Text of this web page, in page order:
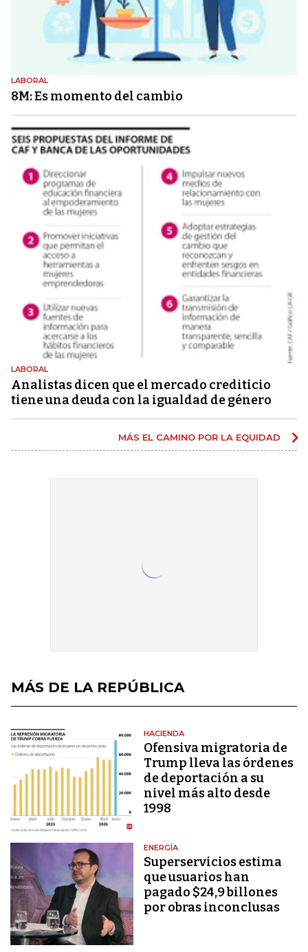
LABORAL
8M: Es momento del cambio
LABORAL
Analistas dicen que el mercado crediticio
tiene una deuda con la igualdad de género
MÁS EL CAMINO POR LA EQUIDAD
MÁS DE LA REPÚBLICA
HACIENDA
Ofensiva migratoria de
Trump lleva las órdenes
de deportación a su
nivel más alto desde
1998
ENERGÍA
Superservicios estima
que usuarios han
pagado $24,9 billones
por obras inconclusas